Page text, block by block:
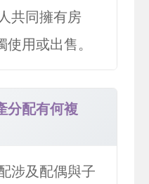
共同擁有房
用或出售。
分配有何複
涉及配偶與子